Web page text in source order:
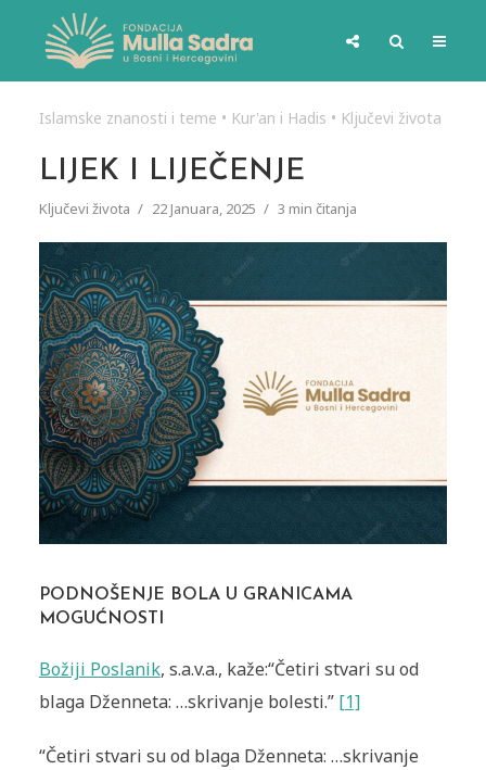
Islamske znanosti i teme • Kur'an i Hadis • Ključevi života
LIJEK I LIJEČENJE
Ključevi života 22 Januara, 2025 3 min čitanja
PODNOŠENJE BOLA U GRANICAMA
MOGUĆNOSTI
Božiji Poslanik, s.a.v.a., kaže:“Četiri stvari su od
blaga Dženneta: …skrivanje bolesti.” [1]
“Četiri stvari su od blaga Dženneta: …skrivanje